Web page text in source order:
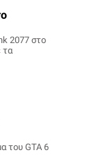
2077 στο
τα
του GTA 6